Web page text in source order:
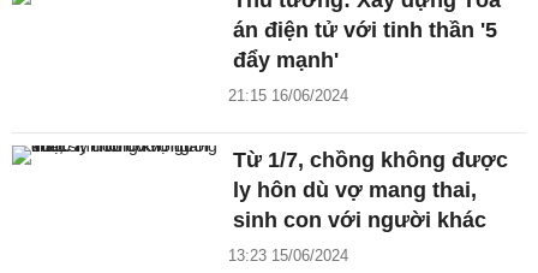
án điện tử với tinh thần '5
đẩy mạnh'
21:15 16/06/2024
Từ 1/7, chồng không được
ly hôn dù vợ mang thai,
sinh con với người khác
13:23 15/06/2024